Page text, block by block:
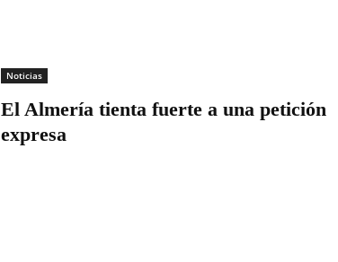
Noticias
El Almería tienta fuerte a una petición
expresa